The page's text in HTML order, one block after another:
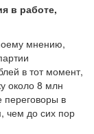
в работе,
мнению,
в тот момент,
около 8 млн
в
чем до сих пор